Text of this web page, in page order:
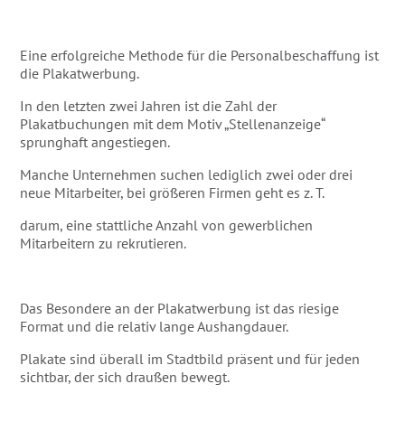
Eine erfolgreiche Methode für die Personalbeschaffung ist
die Plakatwerbung.
In den letzten zwei Jahren ist die Zahl der
Plakatbuchungen mit dem Motiv „Stellenanzeige“
sprunghaft angestiegen.
Manche Unternehmen suchen lediglich zwei oder drei
neue Mitarbeiter, bei größeren Firmen geht es z. T.
darum, eine stattliche Anzahl von gewerblichen
Mitarbeitern zu rekrutieren.
Das Besondere an der Plakatwerbung ist das riesige
Format und die relativ lange Aushangdauer.
Plakate sind überall im Stadtbild präsent und für jeden
sichtbar, der sich draußen bewegt.